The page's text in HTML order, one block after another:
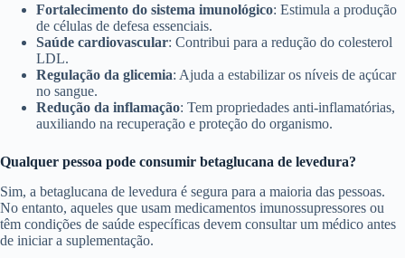
Fortalecimento do sistema imunológico: Estimula a produção
de células de defesa essenciais.
Saúde cardiovascular: Contribui para a redução do colesterol
LDL.
Regulação da glicemia: Ajuda a estabilizar os níveis de açúcar
no sangue.
Redução da inflamação: Tem propriedades anti-inflamatórias,
auxiliando na recuperação e proteção do organismo.
Qualquer pessoa pode consumir betaglucana de levedura?
Sim, a betaglucana de levedura é segura para a maioria das pessoas.
No entanto, aqueles que usam medicamentos imunossupressores ou
têm condições de saúde específicas devem consultar um médico antes
de iniciar a suplementação.